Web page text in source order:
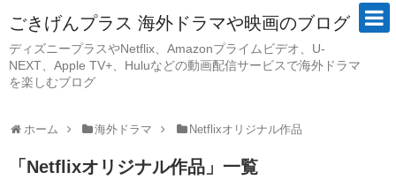
ごきげんプラス 海外ドラマや映画のブログ
ディズニープラスやNetflix、Amazonプライムビデオ、U-
NEXT、Apple TV+、Huluなどの動画配信サービスで海外ドラマ
を楽しむブログ
ホーム 海外ドラマ Netflixオリジナル作品
「 Netflixオリジナル作品 」 一覧